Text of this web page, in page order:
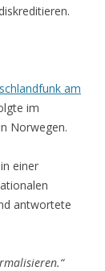
am
im
Norwegen.
einer
antwortete